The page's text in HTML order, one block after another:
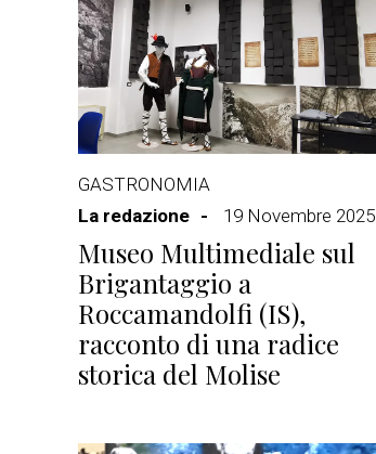
GASTRONOMIA
La redazione
19 Novembre 2025
Museo Multimediale sul
Brigantaggio a
Roccamandolfi (IS),
racconto di una radice
storica del Molise